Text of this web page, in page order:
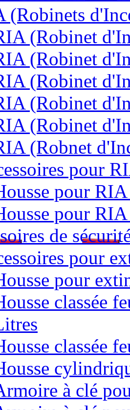
(Robinets
(Robinet
(Robinet
(Robinet
(Robinet
(Robinet
(Robnet
pour
pour
pour
de
pour
pour
classée
classée
à clé